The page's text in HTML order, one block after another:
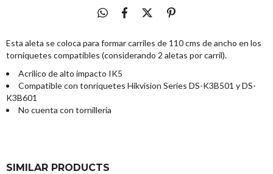
Esta aleta se coloca para formar carriles de 110 cms de ancho en los
torniquetes compatibles (considerando 2 aletas por carril).
Acrilico de alto impacto IK5
Compatible con tonriquetes Hikvision Series DS-K3B501 y DS-
K3B601
No cuenta con tornilleria
SIMILAR PRODUCTS